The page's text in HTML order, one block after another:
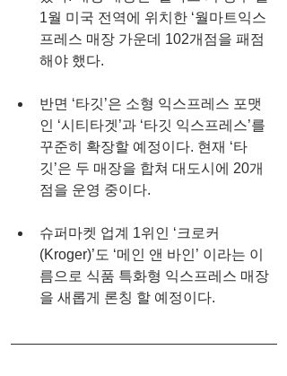
1월 미국 전역에 위치한 ‘월마트익스
프레스 매장 가운데 102개점을 패점
해야 했다.
반면 ‘타깃’은 소형 익스프레스 포맷
인 ‘시티타겟’과 ‘타깃 익스프레스’를
꾸준히 확장할 예정이다. 현재 ‘타
깃’은 두 매장을 합쳐 대도시에 20개
점을 운영 중이다.
슈퍼마켓 업계 1위인 ‘크로커
(Kroger)’도 ‘메인 앤 바인’ 이라는 이
름으로 식품 특화형 익스프레스 매장
을 새롭게 론칭 할 예정이다.